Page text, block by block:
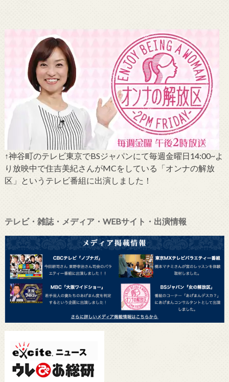
↑神谷町のテレビ東京でBSジャパンにて毎週金曜日14:00~よ
り放映中で住吉美紀さんがMCをしている「オンナの解放
区」というテレビ番組に出演しました！
テレビ・雑誌・メディア・WEBサイト・出演情報